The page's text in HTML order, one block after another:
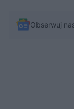
Obserwuj